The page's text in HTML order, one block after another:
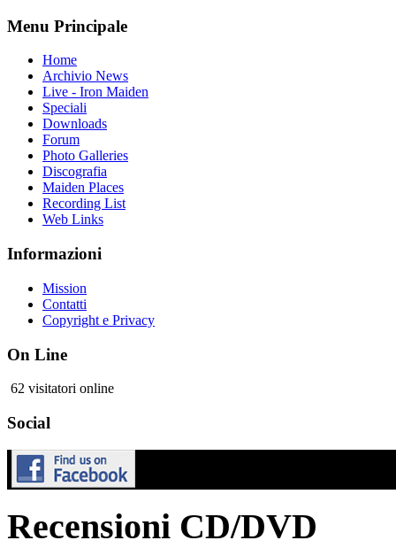
Menu Principale
Home
Archivio News
Live - Iron Maiden
Speciali
Downloads
Forum
Photo Galleries
Discografia
Maiden Places
Recording List
Web Links
Informazioni
Mission
Contatti
Copyright e Privacy
On Line
62 visitatori online
Social
Recensioni CD/DVD